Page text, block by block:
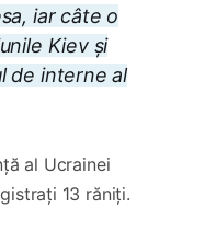
iar câte o
Kiev și
de interne al
al Ucrainei
13 răniți.